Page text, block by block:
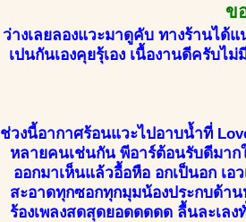
ข
ว่างเลยลองแวะมาดูคับ ทางร้านไ
เปนกันเองคุยรุ้เอง เนื้องานดีครับ
ช่วงนี้อากาศร้อนแวะไปอาบน้ำที่
หลายคนเช่นกัน พีอาร์ต้อนรับดีมาก
ออกมาเห็นแล้วอื้อหือ อกเป็นอก เ
สะอาดทุกซอกทุกมุมน้องประกบด้า
ร้องเพลงสดสุดยอดดดดด ลื้นละเล